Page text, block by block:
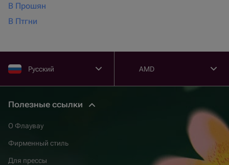
В Прошян
В Птгни
Русский AMD
Полезные ссылки
О Флаувау
Фирменный стиль
Для прессы